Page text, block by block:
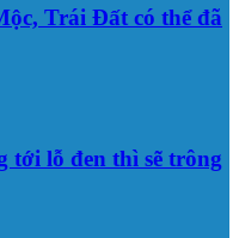
Trái Đất có thể đã
tới lỗ đen thì sẽ trông